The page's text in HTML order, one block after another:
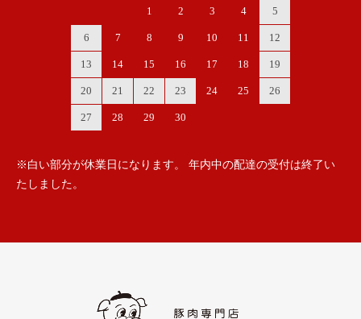
1 2 3 4 5
6 7 8 9 10 11 12
13 14 15 16 17 18 19
20 21 22 23 24 25 26
27 28 29 30
※白い部分が休業日になります。 年内中の配達の受付は終了い
たしました。